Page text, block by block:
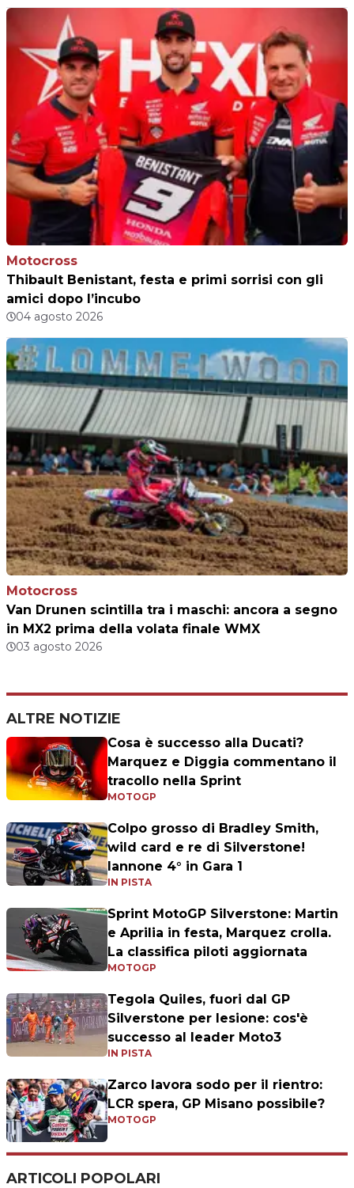
Motocross
Thibault Benistant, festa e primi sorrisi con gli
amici dopo l’incubo
04 agosto 2026
Motocross
Van Drunen scintilla tra i maschi: ancora a segno
in MX2 prima della volata finale WMX
03 agosto 2026
ALTRE NOTIZIE
Cosa è successo alla Ducati?
Marquez e Diggia commentano il
tracollo nella Sprint
MOTOGP
Colpo grosso di Bradley Smith,
wild card e re di Silverstone!
Iannone 4° in Gara 1
IN PISTA
Sprint MotoGP Silverstone: Martin
e Aprilia in festa, Marquez crolla.
La classifica piloti aggiornata
MOTOGP
Tegola Quiles, fuori dal GP
Silverstone per lesione: cos'è
successo al leader Moto3
IN PISTA
Zarco lavora sodo per il rientro:
LCR spera, GP Misano possibile?
MOTOGP
ARTICOLI POPOLARI